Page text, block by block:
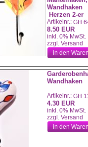
Wandhaken
Herzen 2-er
Artikelnr.: GH
8.50 EUR
inkl. 0% MwSt.
zzgl. Versand
in den
Wandhaken
Artikelnr.: GH
4.30 EUR
inkl. 0% MwSt.
zzgl. Versand
in den